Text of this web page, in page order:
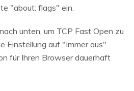
"about: flags" ein.
unten, um TCP Fast Open zu
Einstellung auf "Immer aus".
für Ihren Browser dauerhaft